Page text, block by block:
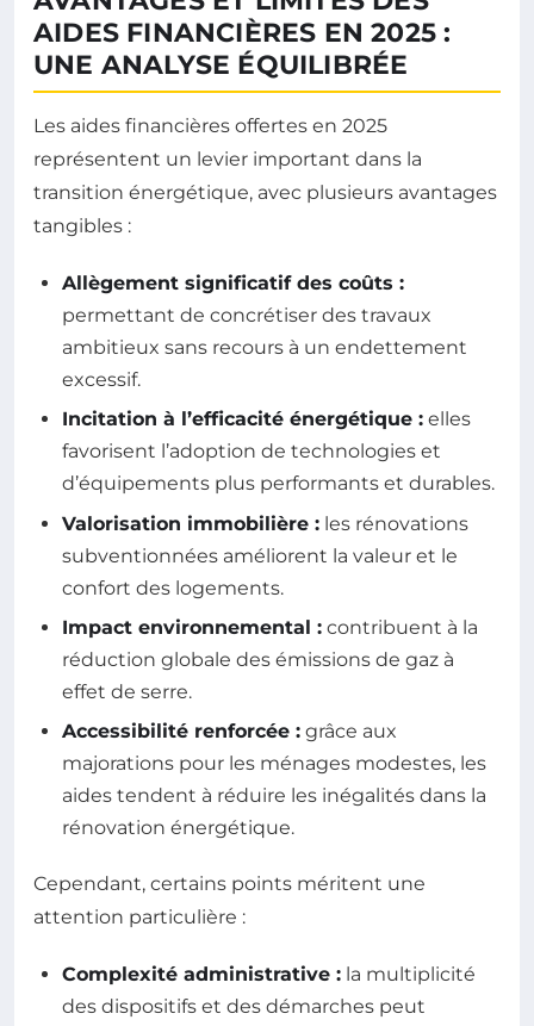
AIDES FINANCIÈRES EN 2025 :
UNE ANALYSE ÉQUILIBRÉE
Les aides financières offertes en 2025
représentent un levier important dans la
transition énergétique, avec plusieurs avantages
tangibles :
Allègement significatif des coûts :
permettant de concrétiser des travaux
ambitieux sans recours à un endettement
excessif.
Incitation à l’efficacité énergétique : elles
favorisent l’adoption de technologies et
d’équipements plus performants et durables.
Valorisation immobilière : les rénovations
subventionnées améliorent la valeur et le
confort des logements.
Impact environnemental : contribuent à la
réduction globale des émissions de gaz à
effet de serre.
Accessibilité renforcée : grâce aux
majorations pour les ménages modestes, les
aides tendent à réduire les inégalités dans la
rénovation énergétique.
Cependant, certains points méritent une
attention particulière :
Complexité administrative : la multiplicité
des dispositifs et des démarches peut